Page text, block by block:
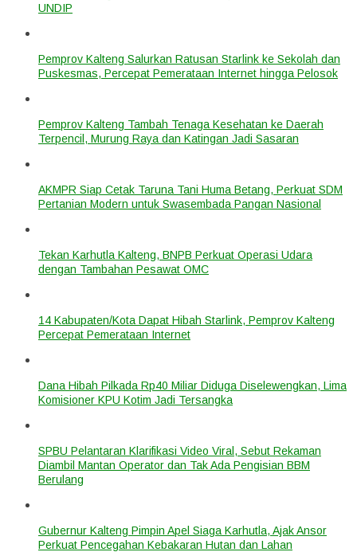
UNDIP
Pemprov Kalteng Salurkan Ratusan Starlink ke Sekolah dan
Puskesmas, Percepat Pemerataan Internet hingga Pelosok
Pemprov Kalteng Tambah Tenaga Kesehatan ke Daerah
Terpencil, Murung Raya dan Katingan Jadi Sasaran
AKMPR Siap Cetak Taruna Tani Huma Betang, Perkuat SDM
Pertanian Modern untuk Swasembada Pangan Nasional
Tekan Karhutla Kalteng, BNPB Perkuat Operasi Udara
dengan Tambahan Pesawat OMC
14 Kabupaten/Kota Dapat Hibah Starlink, Pemprov Kalteng
Percepat Pemerataan Internet
Dana Hibah Pilkada Rp40 Miliar Diduga Diselewengkan, Lima
Komisioner KPU Kotim Jadi Tersangka
SPBU Pelantaran Klarifikasi Video Viral, Sebut Rekaman
Diambil Mantan Operator dan Tak Ada Pengisian BBM
Berulang
Gubernur Kalteng Pimpin Apel Siaga Karhutla, Ajak Ansor
Perkuat Pencegahan Kebakaran Hutan dan Lahan